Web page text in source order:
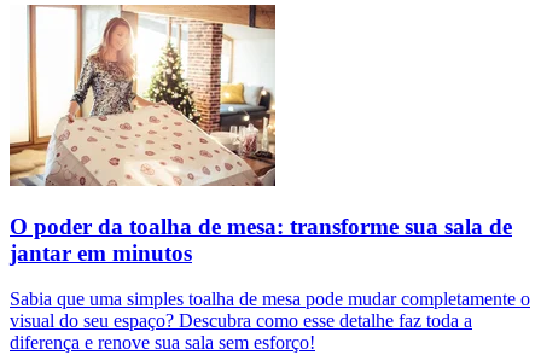
O poder da toalha de mesa: transforme sua sala de
jantar em minutos
Sabia que uma simples toalha de mesa pode mudar completamente o
visual do seu espaço? Descubra como esse detalhe faz toda a
diferença e renove sua sala sem esforço!